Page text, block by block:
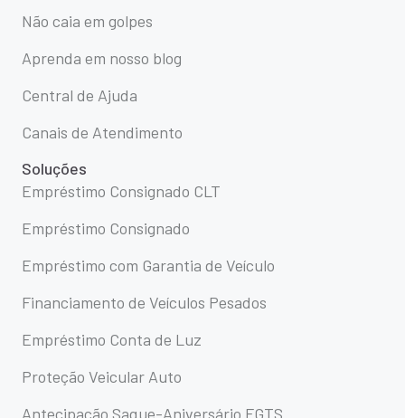
Não caia em golpes
Aprenda em nosso blog
Central de Ajuda
Canais de Atendimento
Soluções
Empréstimo Consignado CLT
Empréstimo Consignado
Empréstimo com Garantia de Veículo
Financiamento de Veículos Pesados
Empréstimo Conta de Luz
Proteção Veicular Auto
Antecipação Saque-Aniversário FGTS